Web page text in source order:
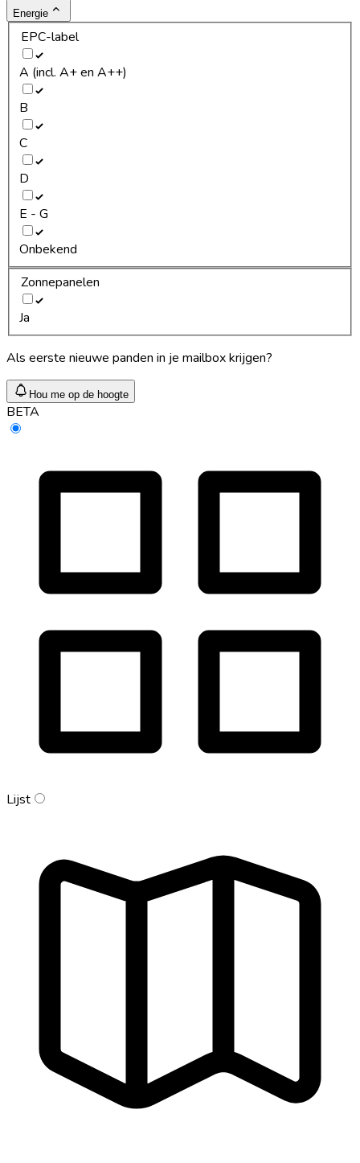
Energie
EPC-label
A (incl. A+ en A++)
B
C
D
E - G
Onbekend
Zonnepanelen
Ja
Als eerste nieuwe panden in je mailbox krijgen?
Hou me op de hoogte
BETA
Lijst